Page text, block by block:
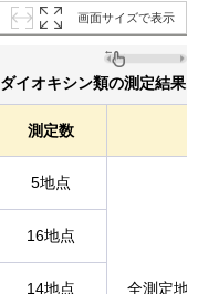
画面サイズで表示
ダイオキシン類の測定結果
測定数
5地点
全測定地
16地点
14地点